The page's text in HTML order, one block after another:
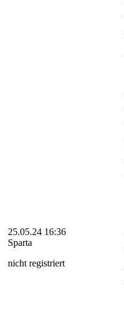
25.05.24 16:36
Sparta
nicht registriert